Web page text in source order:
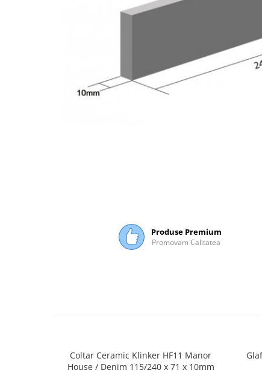
Produse Premium
Promovam Calitatea
Coltar Ceramic Klinker HF11 Manor
House / Denim 115/240 x 71 x 10mm